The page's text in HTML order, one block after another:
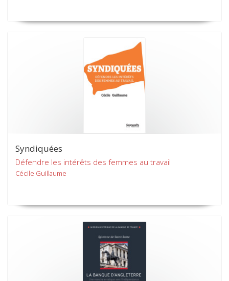
Syndiquées
Défendre les intérêts des femmes au travail
Cécile Guillaume